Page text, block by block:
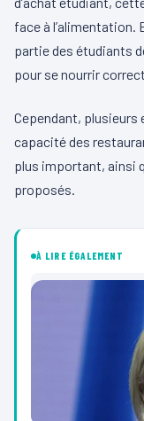
face à l’alimentation.
partie des étudiants
pour se nourrir
Cependant,
capacité des
plus important, ainsi
proposés.
À LIRE ÉGALEMENT